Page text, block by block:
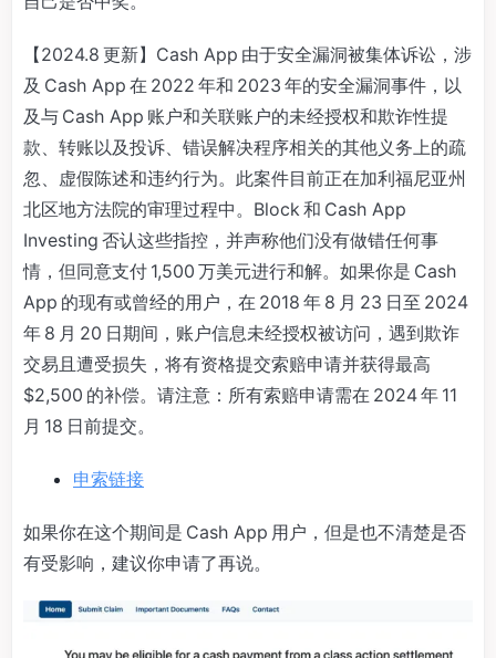
【2024.8 更新】Cash App 由于安全漏洞被集体诉讼，涉
及 Cash App 在 2022 年和 2023 年的安全漏洞事件，以
及与 Cash App 账户和关联账户的未经授权和欺诈性提
款、转账以及投诉、错误解决程序相关的其他义务上的疏
忽、虚假陈述和违约行为。此案件目前正在加利福尼亚州
北区地方法院的审理过程中。Block 和 Cash App
Investing 否认这些指控，并声称他们没有做错任何事
情，但同意支付 1,500 万美元进行和解。如果你是 Cash
App 的现有或曾经的用户，在 2018 年 8 月 23 日至 2024
年 8 月 20 日期间，账户信息未经授权被访问，遇到欺诈
交易且遭受损失，将有资格提交索赔申请并获得最高
$2,500 的补偿。请注意：所有索赔申请需在 2024 年 11
月 18 日前提交。
申索链接
如果你在这个期间是 Cash App 用户，但是也不清楚是否
有受影响，建议你申请了再说。